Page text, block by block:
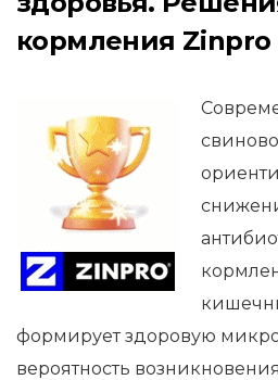
кормления Zinpro
формирует здоровую
вероятность